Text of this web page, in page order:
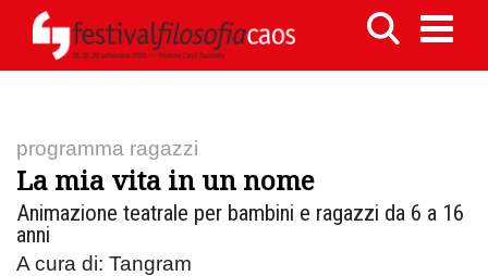
programma ragazzi
La mia vita in un nome
Animazione teatrale per bambini e ragazzi da 6 a 16
anni
A cura di: Tangram